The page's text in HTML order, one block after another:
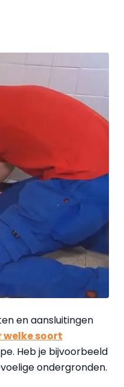
en aansluitingen
welke soort
Heb je bijvoorbeeld
ondergronden.